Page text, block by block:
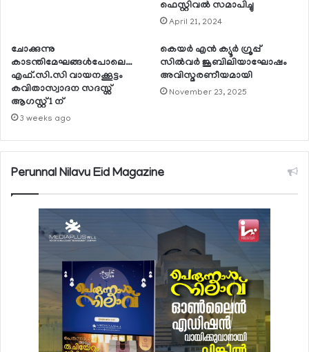
ഫെസ്റ്റിവല്‍ സമാപിച്ചു
April 21, 2024
ചോക്കുന്നു
കാടന്തിമേഘങ്ങള്‍പോലെ…
എഫ്.സി.സി വായനക്കൂട്ടം
കവിതാസ്വാദന സദസ്സ്
ആഗസ്റ്റ് 1 ന്
3 weeks ago
കെയര്‍ എന്‍ ക്യൂര്‍ ഗ്രൂപ്പ്
സില്‍വര്‍ ജൂബിലിയാഘോഷം
അവിസ്മരണീയമായി
November 23, 2025
Perunnal Nilavu Eid Magazine